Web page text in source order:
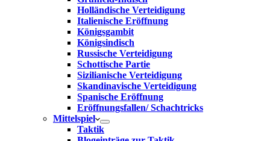
Holländische Verteidigung
Italienische Eröffnung
Königsgambit
Königsindisch
Russische Verteidigung
Schottische Partie
Sizilianische Verteidigung
Skandinavische Verteidigung
Spanische Eröffnung
Eröffnungsfallen/ Schachtricks
Mittelspiel
Taktik